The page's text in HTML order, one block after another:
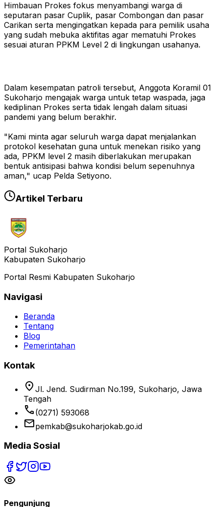
Himbauan Prokes fokus menyambangi warga di
seputaran pasar Cuplik, pasar Combongan dan pasar
Carikan serta mengingatkan kepada para pemilik usaha
yang sudah mebuka aktifitas agar mematuhi Prokes
sesuai aturan PPKM Level 2 di lingkungan usahanya.
Dalam kesempatan patroli tersebut, Anggota Koramil 01
Sukoharjo mengajak warga untuk tetap waspada, jaga
kediplinan Prokes serta tidak lengah dalam situasi
pandemi yang belum berakhir.
"Kami minta agar seluruh warga dapat menjalankan
protokol kesehatan guna untuk menekan risiko yang
ada, PPKM level 2 masih diberlakukan merupakan
bentuk antisipasi bahwa kondisi belum sepenuhnya
aman," ucap Pelda Setiyono.
Artikel Terbaru
Portal Sukoharjo
Kabupaten Sukoharjo
Portal Resmi Kabupaten Sukoharjo
Navigasi
Beranda
Tentang
Blog
Pemerintahan
Kontak
location_on Jl. Jend. Sudirman No.199, Sukoharjo, Jawa
Tengah
phone (0271) 593068
emailpemkab@sukoharjokab.go.id
Media Sosial
Pengunjung